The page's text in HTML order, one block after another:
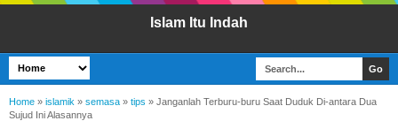
Islam Itu Indah
Home » islamik » semasa » tips » Janganlah Terburu-buru Saat Duduk Di-antara Dua
Sujud Ini Alasannya